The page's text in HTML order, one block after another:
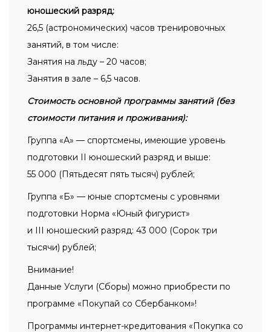
юношеский разряд:
26,5 (астрономических) часов тренировочных
занятий, в том числе:
Занятия на льду – 20 часов;
Занятия в зале – 6,5 часов.
Стоимость основной программы занятий (без
стоимости питания и проживания):
Группа «А» — спортсмены, имеющие уровень
подготовки II юношеский разряд и выше:
55 000 (Пятьдесят пять тысяч) рублей;
Группа «Б» — юные спортсмены с уровнями
подготовки Норма «Юный фигурист»
и III юношеский разряд: 43 000 (Сорок три
тысячи) рублей;
Внимание!
Данные Услуги (Сборы) можно приобрести по
программе «Покупай со Сбербанком»!
Программы интернет-кредитования «Покупка со